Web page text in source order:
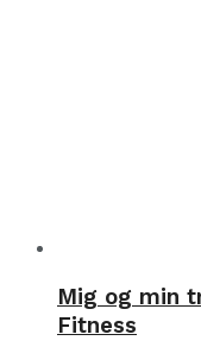
Mig og min
Fitness